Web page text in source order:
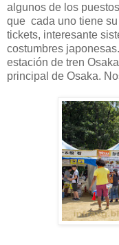
algunos de los
que cada uno tiene
tickets, interesante
costumbres
estación de tren
principal de Osaka.